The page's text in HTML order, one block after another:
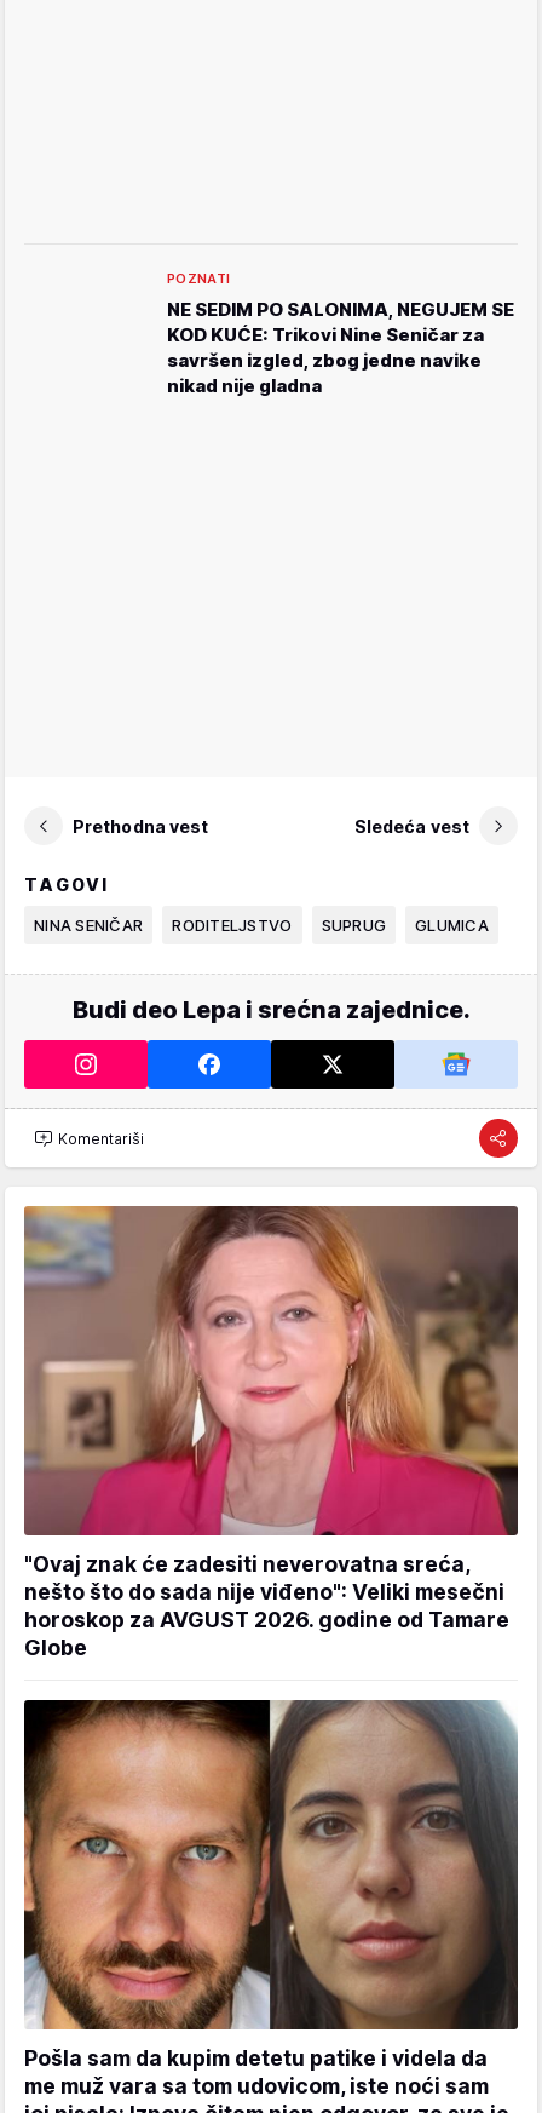
POZNATI
NE SEDIM PO SALONIMA, NEGUJEM SE
KOD KUĆE: Trikovi Nine Seničar za
savršen izgled, zbog jedne navike
nikad nije gladna
Prethodna vest Sledeća vest
TAGOVI
NINA SENIČAR RODITELJSTVO SUPRUG GLUMICA
Budi deo Lepa i srećna zajednice.
Komentariši
"Ovaj znak će zadesiti neverovatna sreća,
nešto što do sada nije viđeno": Veliki mesečni
horoskop za AVGUST 2026. godine od Tamare
Globe
Pošla sam da kupim detetu patike i videla da
me muž vara sa tom udovicom, iste noći sam